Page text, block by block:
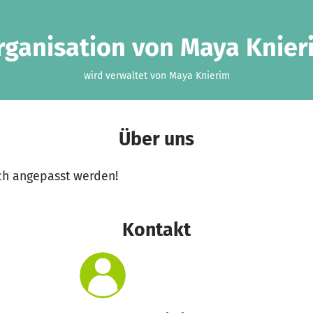
von Maya
wird verwaltet von Maya Knierim
Über uns
angepasst werden!
Kontakt